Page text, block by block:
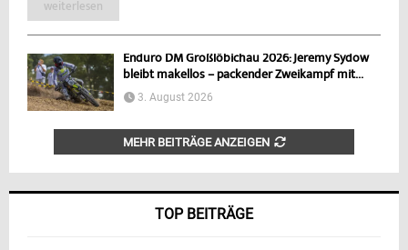
weiterlesen
Enduro DM Großlöbichau 2026: Jeremy Sydow
bleibt makellos – packender Zweikampf mit...
3. August 2026
MEHR BEITRÄGE ANZEIGEN
TOP BEITRÄGE